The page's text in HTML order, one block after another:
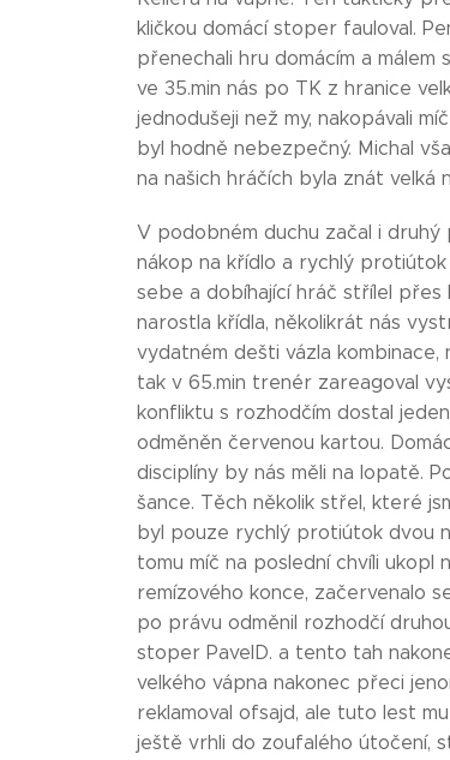
kličkou domácí stoper fauloval.
přenechali hru domácím a málem
ve 35.min nás po TK z hranice
jednodušeji než my, nakopávali
byl hodně nebezpečný. Michal
na našich hráčích byla znát
V podobném duchu začal i druhý
nákop na křídlo a rychlý
sebe a dobíhající hráč střílel přes
narostla křídla, několikrát nás
vydatném dešti vázla
tak v 65.min trenér zareagoval
konfliktu s rozhodčím dostal
odměněn červenou kartou.
disciplíny by nás měli na lopatě.
šance. Těch několik střel, které
byl pouze rychlý protiútok dvou
tomu míč na poslední chvíli
remízového konce, začervenalo
po právu odměnil rozhodčí
stoper PavelD. a tento tah
velkého vápna nakonec přeci
reklamoval ofsajd, ale tuto lest
ještě vrhli do zoufalého útočení,